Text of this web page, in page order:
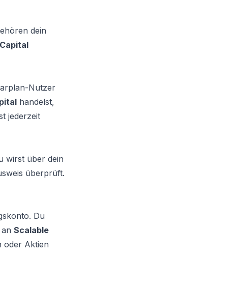
dein
Nutzer
handelst,
jederzeit
wirst über dein
überprüft.
Du
Scalable
oder Aktien